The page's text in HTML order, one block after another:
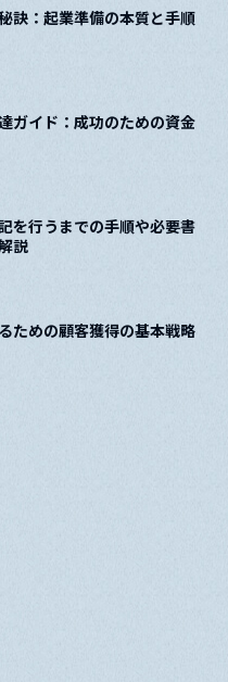
訣：起業準備の本質と手順
ガイド：成功のための資金
を行うまでの手順や必要書
説
ための顧客獲得の基本戦略